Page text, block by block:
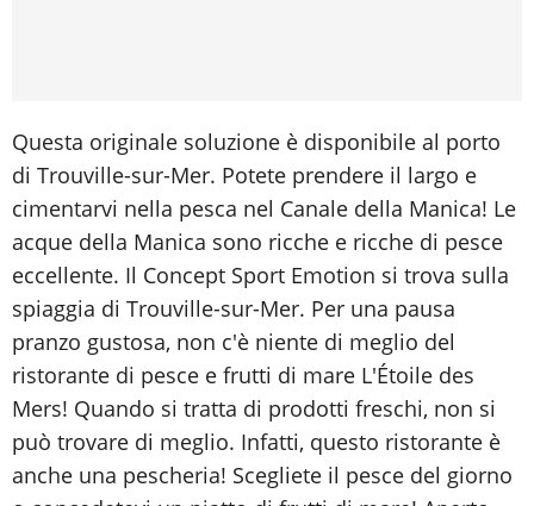
Questa originale soluzione è disponibile al porto
di Trouville-sur-Mer. Potete prendere il largo e
cimentarvi nella pesca nel Canale della Manica! Le
acque della Manica sono ricche e ricche di pesce
eccellente. Il Concept Sport Emotion si trova sulla
spiaggia di Trouville-sur-Mer. Per una pausa
pranzo gustosa, non c'è niente di meglio del
ristorante di pesce e frutti di mare L'Étoile des
Mers! Quando si tratta di prodotti freschi, non si
può trovare di meglio. Infatti, questo ristorante è
anche una pescheria! Scegliete il pesce del giorno